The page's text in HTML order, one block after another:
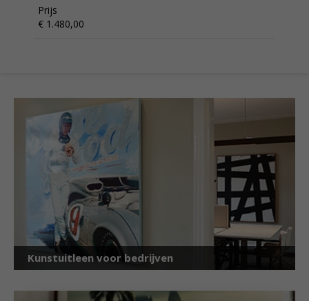
Prijs
€ 1.480,00
Kunstuitleen voor bedrijven